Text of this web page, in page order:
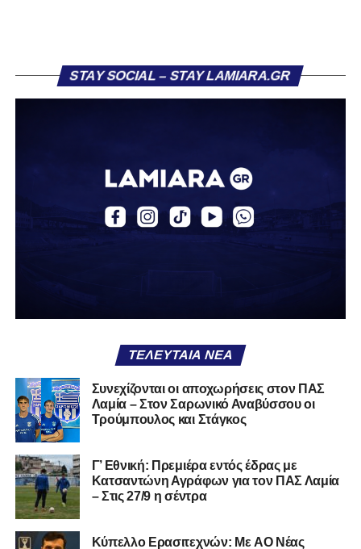
«Ο Α.Ο. Σαρωνικός Αναβύσσου ανακοινώνει την
περσινή σεζόν πραγματοποίησε γεμάτη χρονιά στη Γ’
Στο παρελθόν αγωνίστηκε στην ΑΕΚ Β’, με την οποία
κατέγραψε 10 συμμετοχές στη Super League 2, καθώς
επίσης σε Εθνικό και Ζάκυνθο. Ξεκίνησε την καριέρα του
στις 26 Σεπτεμβρίου 2021.
Καλωσορίζουμε τον Βασίλη στην οικογένεια του
Σαρωνικού και του ευχόμαστε υγεία και πολλές
επιτυχίες.»
Η ανακοίνωση για τον Χρυσόστομο Στάγκο
«Ο Α.Ο. Σαρωνικός Αναβύσσου ανακοινώνει την
STAY SOCIAL – STAY LAMIARA.GR
ΤΕΛΕΥΤΑΊΑ ΝΈΑ
Συνεχίζονται οι αποχωρήσεις στον ΠΑΣ
Λαμία – Στον Σαρωνικό Αναβύσσου οι
Τρούμπουλος και Στάγκος
Γ’ Εθνική: Πρεμιέρα εντός έδρας με
Κατσαντώνη Αγράφων για τον ΠΑΣ Λαμία
– Στις 27/9 η σέντρα
Kύπελλο Ερασιτεχνών: Με AO Nέας